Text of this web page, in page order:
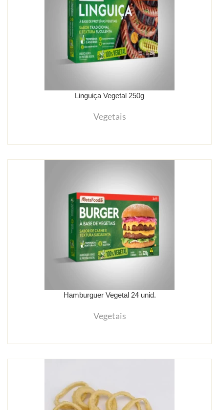
Linguiça Vegetal 250g
Vegetais
Hamburguer Vegetal 24 unid.
Vegetais